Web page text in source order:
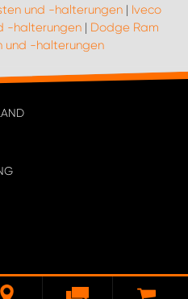
und -halterungen| Iveco
-halterungen| Dodge Ram
und -halterungen